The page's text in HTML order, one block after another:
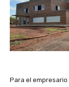
Para el empresario